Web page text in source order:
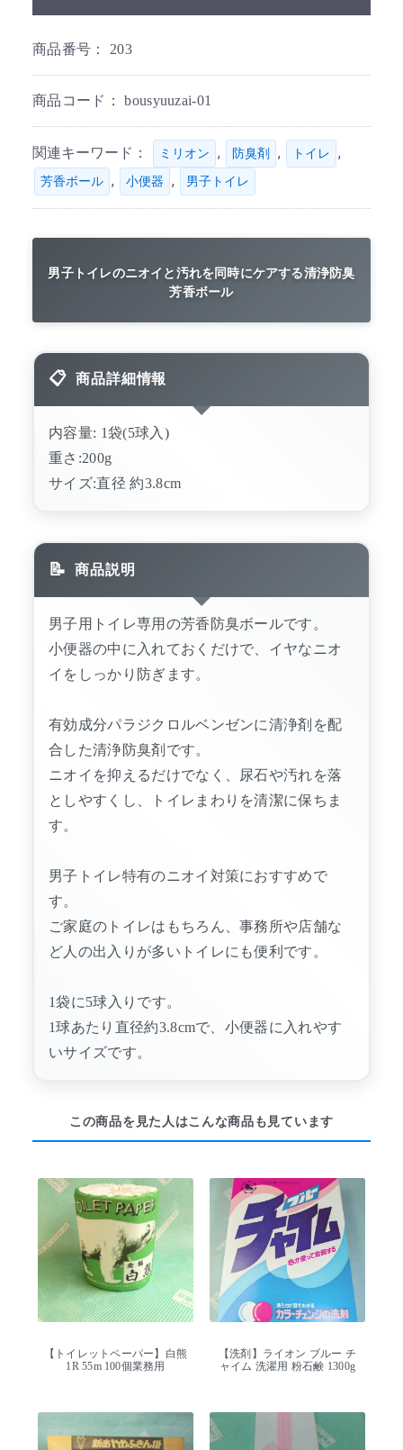
商品番号： 203
商品コード：bousyuuzai-01
関連キーワード： ミリオン , 防臭剤 , トイレ ,
芳香ボール , 小便器 , 男子トイレ
男子トイレのニオイと汚れを同時にケアする清浄防臭
芳香ボール
商品詳細情報
内容量: 1袋(5球入)
重さ:200g
サイズ:直径 約3.8cm
商品説明
男子用トイレ専用の芳香防臭ボールです。
小便器の中に入れておくだけで、イヤなニオ
イをしっかり防ぎます。
有効成分パラジクロルベンゼンに清浄剤を配
合した清浄防臭剤です。
ニオイを抑えるだけでなく、尿石や汚れを落
としやすくし、トイレまわりを清潔に保ちま
す。
男子トイレ特有のニオイ対策におすすめで
す。
ご家庭のトイレはもちろん、事務所や店舗な
ど人の出入りが多いトイレにも便利です。
1袋に5球入りです。
1球あたり直径約3.8cmで、小便器に入れやす
いサイズです。
この商品を見た人はこんな商品も見ています
【トイレットペーパー】白熊
1R 55m 100個業務用
【洗剤】ライオン ブルー チ
ャイム 洗濯用 粉石鹸 1300g